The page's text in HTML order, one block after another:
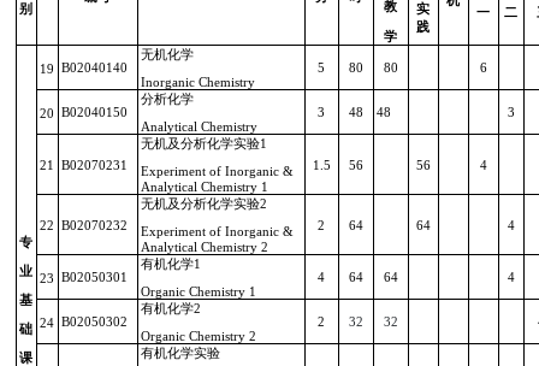
别
教
学
实
践
一 二
专
业
基
础
课
19 B02040140
无机化学
Inorganic Chemistry
5 80 80 6
20 B02040150
分析化学
Analytical Chemistry
3 48 48 3
21 B02070231
无机及分析化学实验1
Experiment of Inorganic &
Analytical Chemistry 1
1.5 56 56 4
22 B02070232
无机及分析化学实验2
Experiment of Inorganic &
Analytical Chemistry 2
2 64 64 4
23 B02050301
有机化学1
Organic Chemistry 1
4 64 64 4
24 B02050302
有机化学2
Organic Chemistry 2
2 32 32
有机化学实验